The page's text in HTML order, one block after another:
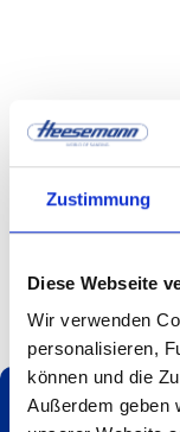
Zustimmung
Diese Webseite
Wir verwenden
personalisieren,
können und die
Außerdem geben